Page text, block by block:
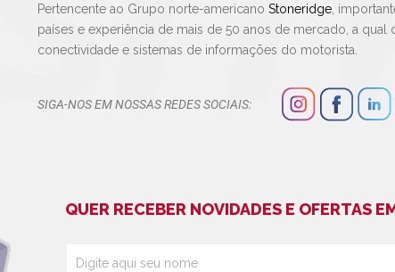
Pertencente ao Grupo norte-americanoStoneridge ,
países e experiência de mais de 50 anos de mercado, a
conectividade e sistemas de informações do motorista.
SIGA-NOS EM NOSSAS REDES SOCIAIS:
QUER RECEBER NOVIDADES E OFERTAS